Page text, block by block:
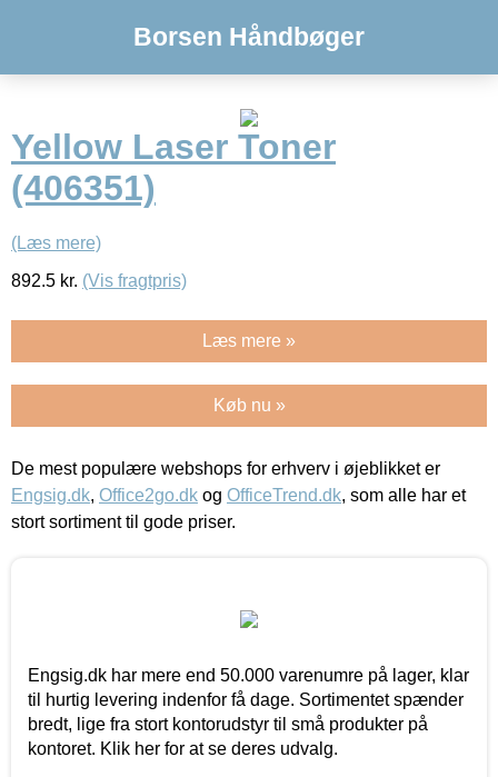
Borsen Håndbøger
Yellow Laser Toner
(406351)
(Læs mere)
892.5 kr. (Vis fragtpris)
Læs mere »
Køb nu »
De mest populære webshops for erhverv i øjeblikket er
Engsig.dk, Office2go.dk og OfficeTrend.dk, som alle har et
stort sortiment til gode priser.
Engsig.dk har mere end 50.000 varenumre på lager, klar
til hurtig levering indenfor få dage. Sortimentet spænder
bredt, lige fra stort kontorudstyr til små produkter på
kontoret. Klik her for at se deres udvalg.